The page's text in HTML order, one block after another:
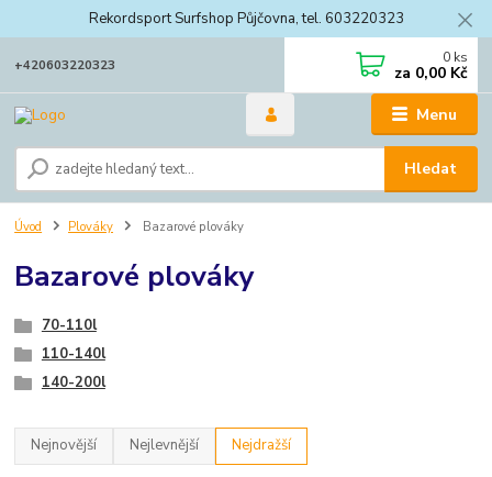
Rekordsport Surfshop Půjčovna, tel. 603220323
Menu
Hledat
+420603220323 0 ks
za 0,00 Kč
Úvod Plováky Bazarové plováky
Bazarové plováky
70-110l
110-140l
140-200l
Nejnovější Nejlevnější Nejdražší